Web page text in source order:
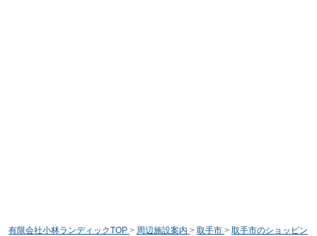
有限会社小林ランディックTOP > 周辺施設案内 > 取手市 > 取手市のショッピン